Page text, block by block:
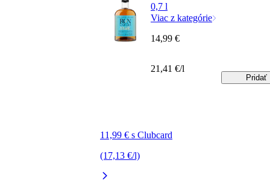
0,7 l
Viac z kategórie
11,99 € s Clubcard
(17,13 €/l)
14,99 €
21,41 €/l
Pridať